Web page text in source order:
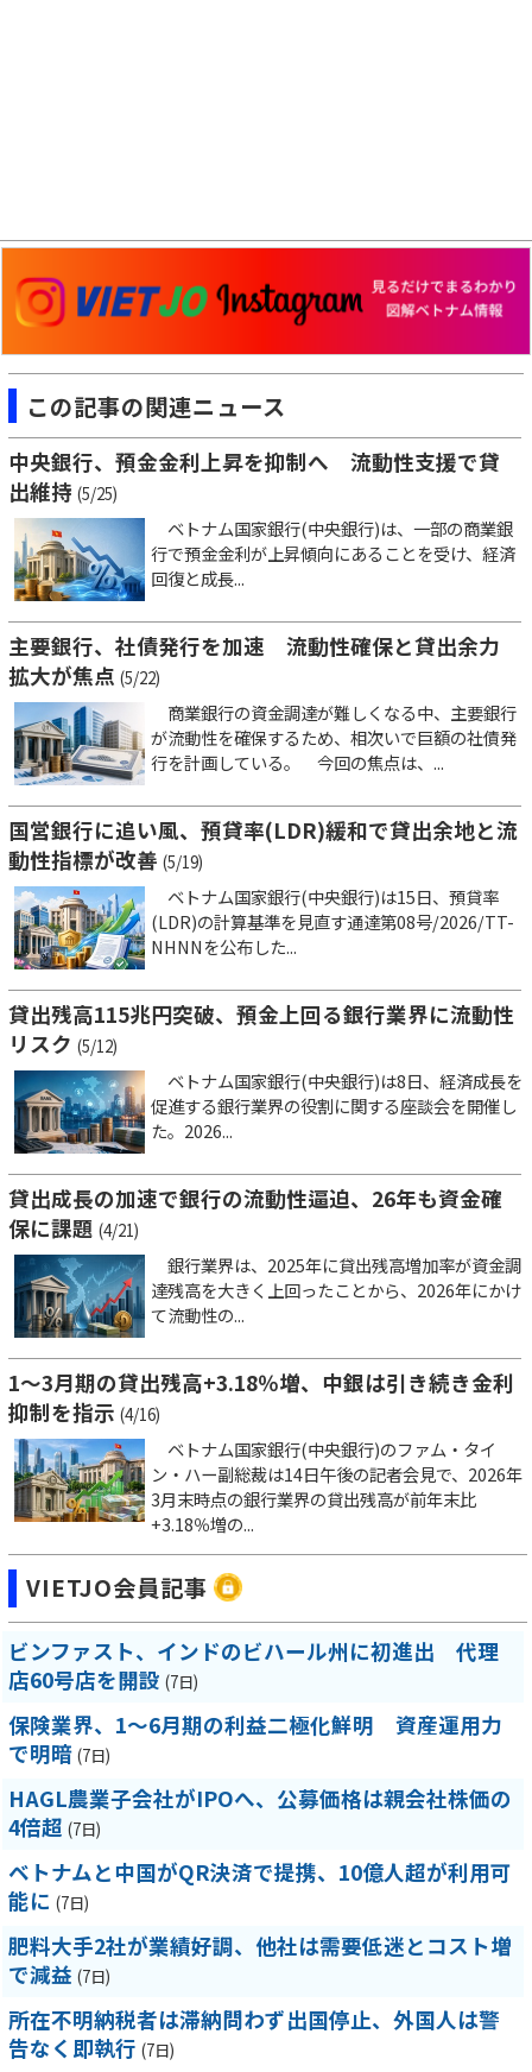
この記事の関連ニュース
中央銀行、預金金利上昇を抑制へ 流動性支援で貸
出維持 (5/25)
ベトナム国家銀行(中央銀行)は、一部の商業銀
行で預金金利が上昇傾向にあることを受け、経済
回復と成長...
主要銀行、社債発行を加速 流動性確保と貸出余力
拡大が焦点 (5/22)
商業銀行の資金調達が難しくなる中、主要銀行
が流動性を確保するため、相次いで巨額の社債発
行を計画している。 今回の焦点は、...
国営銀行に追い風、預貸率(LDR)緩和で貸出余地と流
動性指標が改善 (5/19)
ベトナム国家銀行(中央銀行)は15日、預貸率
(LDR)の計算基準を見直す通達第08号/2026/TT-
NHNNを公布した...
貸出残高115兆円突破、預金上回る銀行業界に流動性
リスク (5/12)
ベトナム国家銀行(中央銀行)は8日、経済成長を
促進する銀行業界の役割に関する座談会を開催し
た。2026...
貸出成長の加速で銀行の流動性逼迫、26年も資金確
保に課題 (4/21)
銀行業界は、2025年に貸出残高増加率が資金調
達残高を大きく上回ったことから、2026年にかけ
て流動性の...
1～3月期の貸出残高+3.18％増、中銀は引き続き金利
抑制を指示 (4/16)
ベトナム国家銀行(中央銀行)のファム・タイ
ン・ハー副総裁は14日午後の記者会見で、2026年
3月末時点の銀行業界の貸出残高が前年末比
+3.18％増の...
VIETJO会員記事
ビンファスト、インドのビハール州に初進出 代理
店60号店を開設 (7日)
保険業界、1～6月期の利益二極化鮮明 資産運用力
で明暗 (7日)
HAGL農業子会社がIPOへ、公募価格は親会社株価の
4倍超 (7日)
ベトナムと中国がQR決済で提携、10億人超が利用可
能に (7日)
肥料大手2社が業績好調、他社は需要低迷とコスト増
で減益 (7日)
所在不明納税者は滞納問わず出国停止、外国人は警
告なく即執行 (7日)